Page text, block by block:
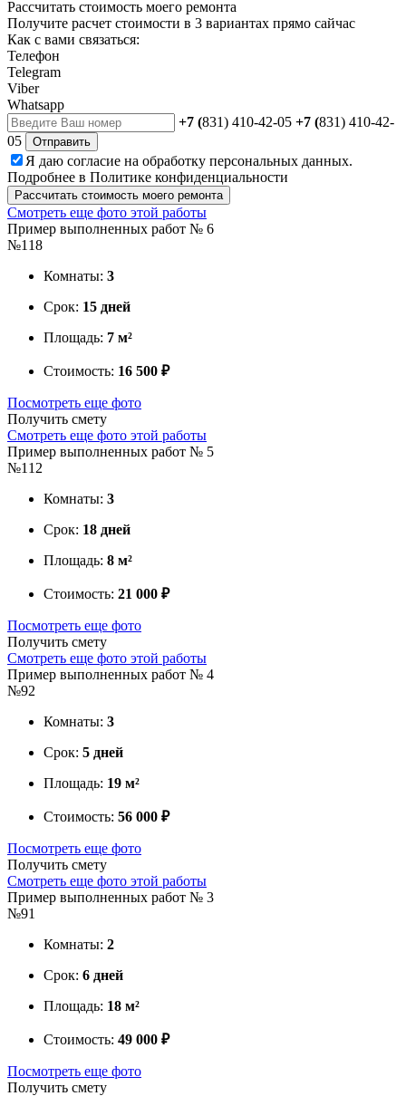
Рассчитать стоимость моего ремонта
Получите расчет стоимости в 3 вариантах прямо сайчас
Как с вами связаться:
Телефон
Telegram
Viber
Whatsapp
+7 (831) 410-42-05 +7 (831) 410-42-
05
Отправить
Я даю согласие на обработку персональных данных.
Подробнее в Политике конфиденциальности
Рассчитать стоимость моего ремонта
Смотреть еще фото этой работы
Пример выполненных работ № 6
№118
Комнаты: 3
Срок: 15 дней
Площадь: 7 м²
Стоимость: 16 500 ₽
Посмотреть еще фото
Получить смету
Смотреть еще фото этой работы
Пример выполненных работ № 5
№112
Комнаты: 3
Срок: 18 дней
Площадь: 8 м²
Стоимость: 21 000 ₽
Посмотреть еще фото
Получить смету
Смотреть еще фото этой работы
Пример выполненных работ № 4
№92
Комнаты: 3
Срок: 5 дней
Площадь: 19 м²
Стоимость: 56 000 ₽
Посмотреть еще фото
Получить смету
Смотреть еще фото этой работы
Пример выполненных работ № 3
№91
Комнаты: 2
Срок: 6 дней
Площадь: 18 м²
Стоимость: 49 000 ₽
Посмотреть еще фото
Получить смету